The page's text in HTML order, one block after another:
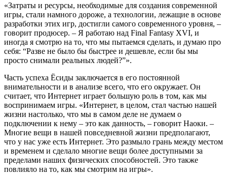
«Затраты и ресурсы, необходимые для создания современной
игры, стали намного дороже, а технологии, лежащие в основе
разработки этих игр, достигли самого современного уровня, –
говорит продюсер. – Я работаю над Final Fantasy XVI, и
иногда я смотрю на то, что мы пытаемся сделать, и думаю про
себя: “Разве не было бы быстрее и дешевле, если бы мы
просто снимали реальных людей?”».
Часть успеха Ёсиды заключается в его постоянной
внимательности и в анализе всего, что его окружает. Он
считает, что Интернет играет большую роль в том, как мы
воспринимаем игры. «Интернет, в целом, стал частью нашей
жизни настолько, что мы в самом деле не думаем о
подключении к нему – это как данность, – говорит Наоки. –
Многие вещи в нашей повседневной жизни предполагают,
что у нас уже есть Интернет. Это размыло грань между местом
и временем и сделало многие вещи более доступными за
пределами наших физических способностей. Это также
повлияло на то, как мы смотрим на игры».